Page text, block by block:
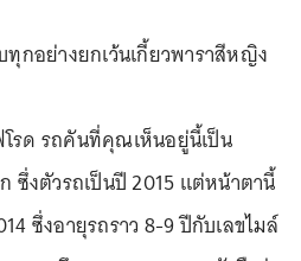
อย่างยกเว้นเกี้ยวพาราสีหญิง
รด รถคันที่คุณเห็นอยู่นี้เป็น
ซึ่งตัวรถเป็นปี 2015 แต่หน้าตานี้
ซึ่งอายุรถราว 8-9 ปีกับเลขไมล์